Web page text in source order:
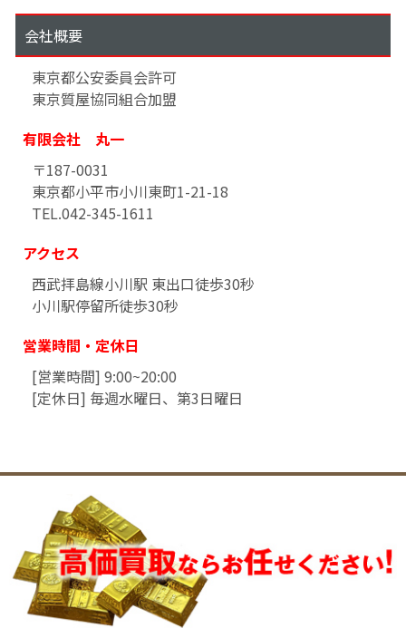
会社概要
東京都公安委員会許可
東京質屋協同組合加盟
有限会社 丸一
〒187-0031
東京都小平市小川東町1-21-18
TEL.042-345-1611
アクセス
西武拝島線小川駅 東出口徒歩30秒
小川駅停留所徒歩30秒
営業時間・定休日
[営業時間] 9:00~20:00
[定休日] 毎週水曜日、第3日曜日